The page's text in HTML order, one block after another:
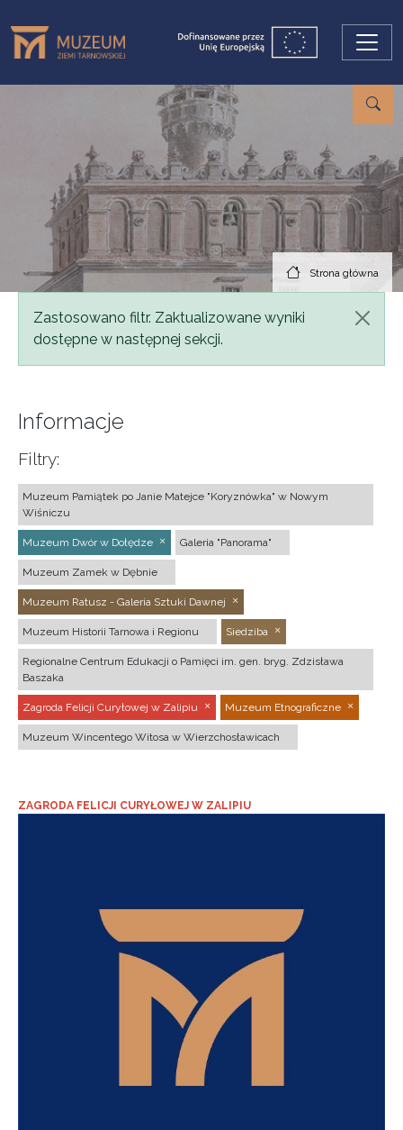
Strona główna
Komunikat
Zastosowano filtr. Zaktualizowane wyniki
dostępne w następnej sekcji.
Informacje
Filtry:
Muzeum Pamiątek po Janie Matejce "Koryznówka" w Nowym
Wiśniczu
Muzeum Dwór w Dołędze Galeria "Panorama"
Muzeum Zamek w Dębnie
Muzeum Ratusz - Galeria Sztuki Dawnej
Muzeum Historii Tarnowa i Regionu Siedziba
Regionalne Centrum Edukacji o Pamięci im. gen. bryg. Zdzisława
Baszaka
Zagroda Felicji Curyłowej w Zalipiu Muzeum Etnograficzne
Muzeum Wincentego Witosa w Wierzchosławicach
ZAGRODA FELICJI CURYŁOWEJ W ZALIPIU